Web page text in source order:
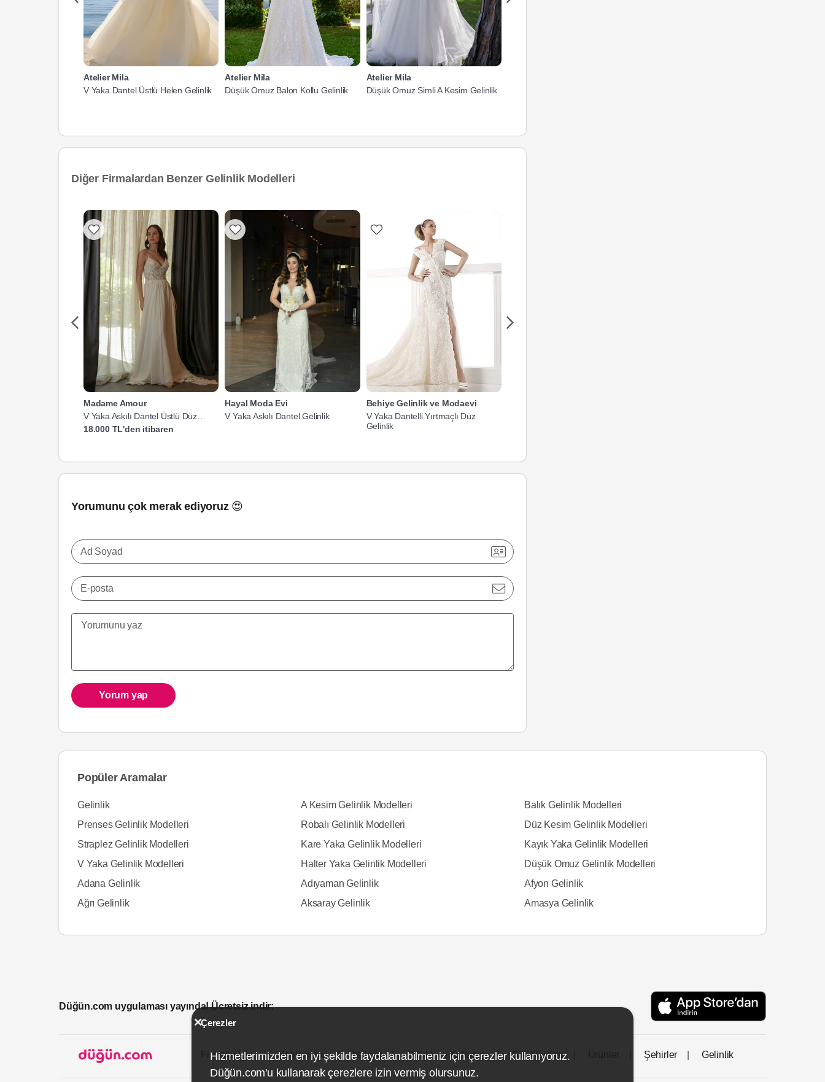
Atelier Mila
V Yaka Dantel Üstlü Helen Gelinlik
Atelier Mila
Düşük Omuz Balon Kollu Gelinlik
Atelier Mila
Düşük Omuz Simli A Kesim Gelinlik
Diğer Firmalardan Benzer Gelinlik Modelleri
Madame Amour
V Yaka Askılı Dantel Üstlü Düz
Kesim Gelinlik
18.000 TL'den itibaren
Hayal Moda Evi
V Yaka Askılı Dantel Gelinlik
Behiye Gelinlik ve Modaevi
V Yaka Dantelli Yırtmaçlı Düz
Gelinlik
Yorumunu çok merak ediyoruz 😍
Ad Soyad
E-posta
Yorum yap
Popüler Aramalar
Gelinlik A Kesim Gelinlik Modelleri
Balık Gelinlik Modelleri
Prenses Gelinlik Modelleri
Robalı Gelinlik Modelleri
Düz Kesim Gelinlik Modelleri
Straplez Gelinlik Modelleri
Kare Yaka Gelinlik Modelleri
Kayık Yaka Gelinlik Modelleri
V Yaka Gelinlik Modelleri
Halter Yaka Gelinlik Modelleri
Düşük Omuz Gelinlik Modelleri
Adana Gelinlik
Adıyaman Gelinlik
Afyon Gelinlik
Ağrı Gelinlik
Aksaray Gelinlik Amasya Gelinlik
Düğün.com uygulaması yayında! Ücretsiz indir:
Firmalar İçin Hakkımızda İletişim Gizlilik ve Kullanım Site Haritası Şehirler Gelinlik
Çerezler
Hizmetlerimizden en iyi şekilde faydalanabilmeniz için çerezler kullanıyoruz.
Düğün.com'u kullanarak çerezlere izin vermiş olursunuz.